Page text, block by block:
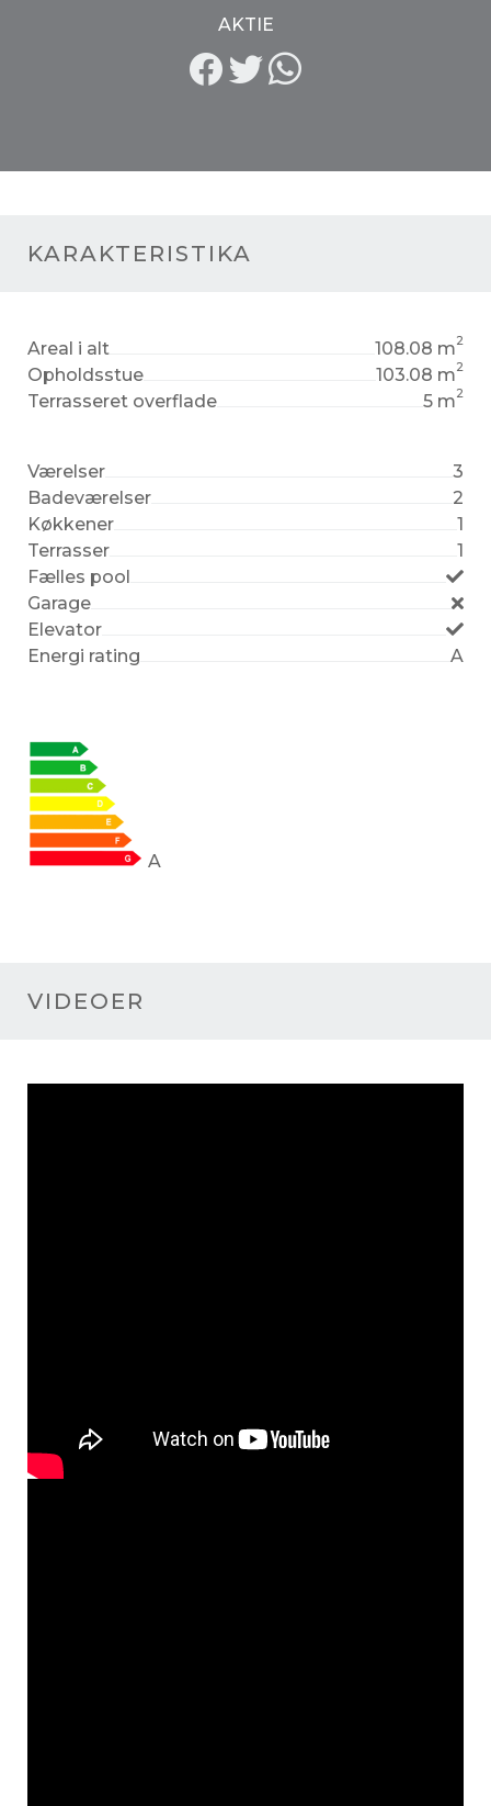
KARAKTERISTIKA
Areal i alt 108.08 m2
Opholdsstue 103.08 m2
Terrasseret overflade 5 m2
Værelser
3
Badeværelser
2
Køkkener
1
Terrasser
1
Fælles pool
Garage
Elevator
Energi rating
A
A
VIDEOER
AKTIE